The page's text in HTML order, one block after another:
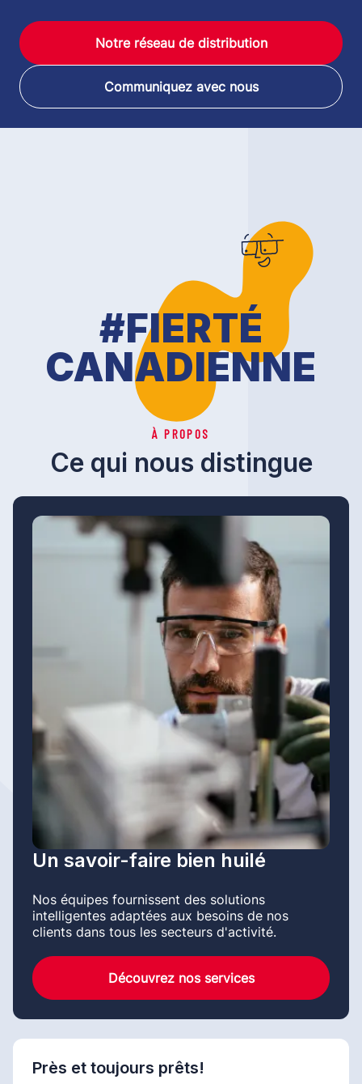
Notre réseau de distribution
Communiquez avec nous
#FIERTÉ
CANADIENNE
À PROPOS
Ce qui nous distingue
Un savoir-faire bien huilé
Nos équipes fournissent des solutions
intelligentes adaptées aux besoins de nos
clients dans tous les secteurs d'activité.
Découvrez nos services
Près et toujours prêts!